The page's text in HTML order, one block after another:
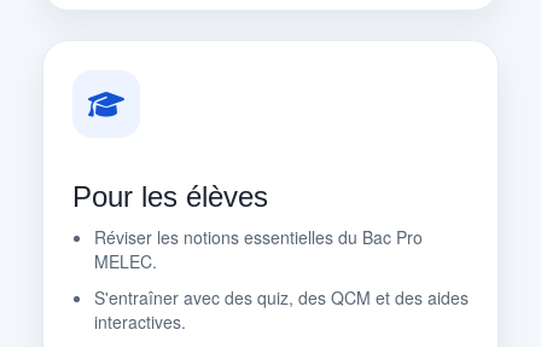
Pour les élèves
Réviser les notions essentielles du Bac Pro
MELEC.
S'entraîner avec des quiz, des QCM et des aides
interactives.